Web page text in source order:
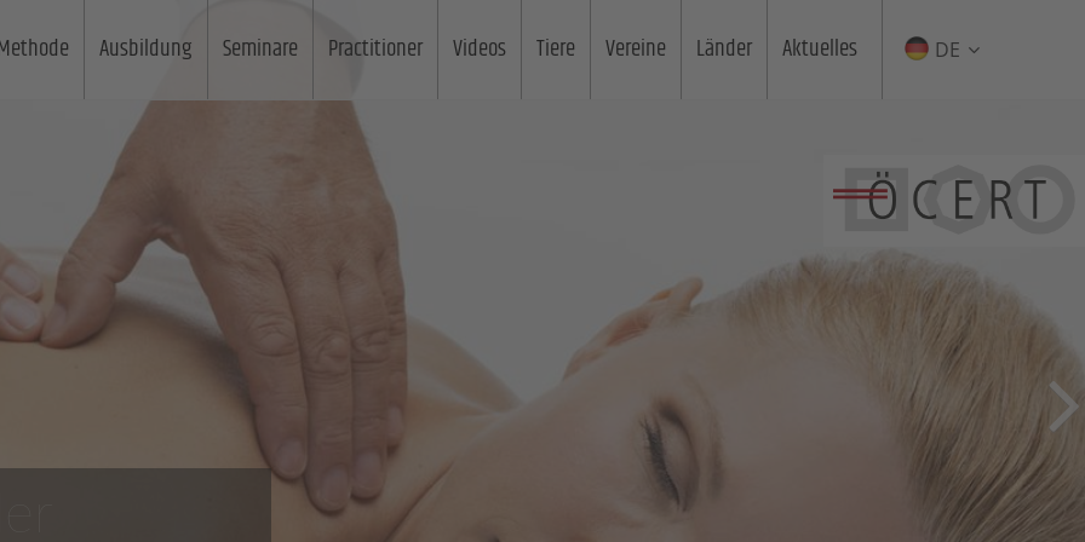
Ausbildung Seminare Practitioner Videos Tiere Vereine Länder Aktuelles DE